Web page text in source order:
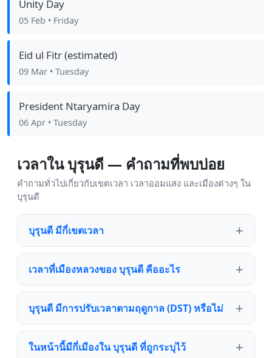
Unity Day
05 Feb • Friday
Eid ul Fitr (estimated)
09 Mar • Tuesday
President Ntaryamira Day
06 Apr • Tuesday
เวลาใน บุรุนดี — คำถามที่พบบ่อย
คำถามทั่วไปเกี่ยวกับเขตเวลา เวลาออมแสง และเมืองต่างๆ ใน
บุรุนดี
บุรุนดี มีกี่เขตเวลา
เวลาที่เมืองหลวงของ บุรุนดี คืออะไร
บุรุนดี มีการปรับเวลาตามฤดูกาล (DST) หรือไม่
ในหน้านี้มีกี่เมืองใน บุรุนดี ที่ถูกระบุไว้